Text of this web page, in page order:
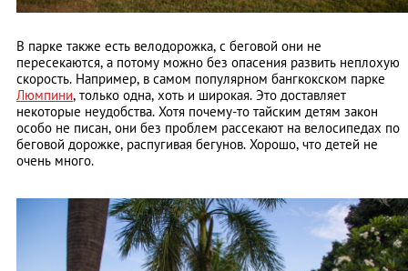
В парке также есть велодорожка, с беговой они не
пересекаются, а потому можно без опасения развить неплохую
скорость. Например, в самом популярном бангкокском парке
Люмпини, только одна, хоть и широкая. Это доставляет
некоторые неудобства. Хотя почему-то тайским детям закон
особо не писан, они без проблем рассекают на велосипедах по
беговой дорожке, распугивая бегунов. Хорошо, что детей не
очень много.